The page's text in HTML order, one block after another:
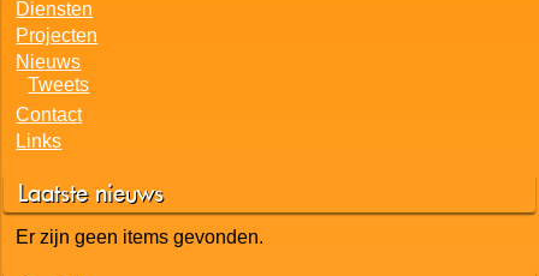
Stukadoorsbedrijf Amstelveen
Home
Diensten
Projecten
Nieuws
Contact
Links